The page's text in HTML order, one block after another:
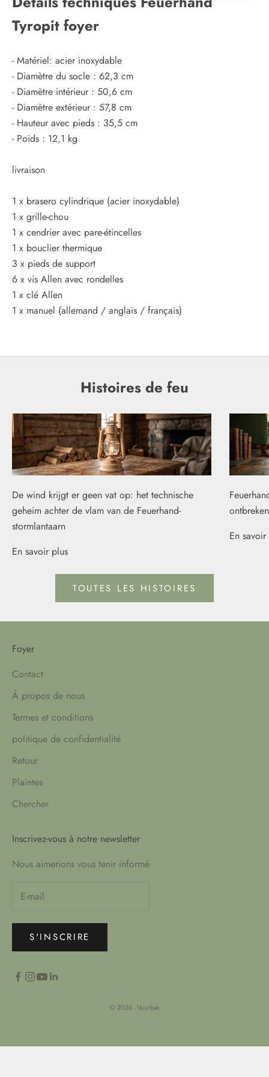
Tyropit foyer
- Matériel: acier inoxydable
- Diamètre du socle : 62,3 cm
- Diamètre intérieur : 50,6 cm
- Diamètre extérieur : 57,8 cm
- Hauteur avec pieds : 35,5 cm
- Poids : 12,1 kg
livraison
1 x brasero cylindrique (acier inoxydable)
1 x grille-chou
1 x cendrier avec pare-étincelles
1 x bouclier thermique
3 x pieds de support
6 x vis Allen avec rondelles
1 x clé Allen
1 x manuel (allemand / anglais / français)
Histoires de feu
De wind krijgt er geen vat op: het technische
geheim achter de vlam van de Feuerhand-
stormlantaarn
En savoir plus
En
TOUTES LES HISTOIRES
Foyer
Contact
À propos de nous
Termes et conditions
politique de confidentialité
Retour
Plaintes
Chercher
Inscrivez-vous à notre newsletter
Nous aimerions vous tenir informé
S'INSCRIRE
© 2026 - Vuurbak